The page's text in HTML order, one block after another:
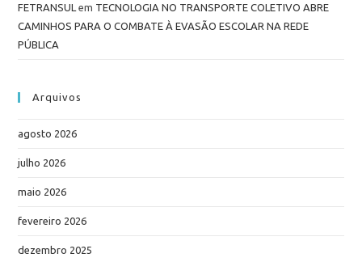
FETRANSUL em TECNOLOGIA NO TRANSPORTE COLETIVO ABRE
CAMINHOS PARA O COMBATE À EVASÃO ESCOLAR NA REDE
PÚBLICA
Arquivos
agosto 2026
julho 2026
maio 2026
fevereiro 2026
dezembro 2025